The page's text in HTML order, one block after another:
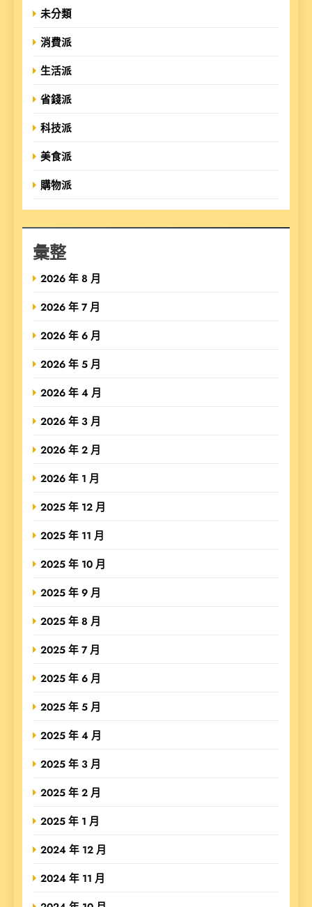
未分類
消費派
生活派
省錢派
科技派
美食派
購物派
彙整
2026 年 8 月
2026 年 7 月
2026 年 6 月
2026 年 5 月
2026 年 4 月
2026 年 3 月
2026 年 2 月
2026 年 1 月
2025 年 12 月
2025 年 11 月
2025 年 10 月
2025 年 9 月
2025 年 8 月
2025 年 7 月
2025 年 6 月
2025 年 5 月
2025 年 4 月
2025 年 3 月
2025 年 2 月
2025 年 1 月
2024 年 12 月
2024 年 11 月